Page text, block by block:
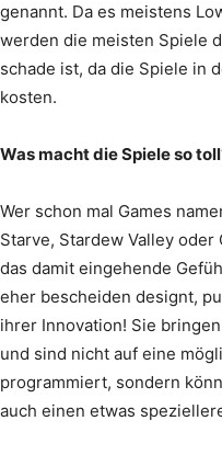
genannt. Da es meistens
werden die meisten Spiele
schade ist, da die Spiele in
kosten.
Was macht die Spiele so
Wer schon mal Games
Starve, Stardew Valley
das damit eingehende
eher bescheiden designt,
ihrer Innovation! Sie
und sind nicht auf eine
programmiert, sondern
auch einen etwas